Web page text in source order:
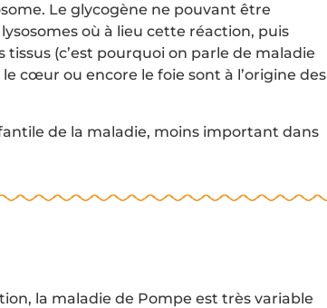
Le glycogène ne pouvant être
où à lieu cette réaction, puis
(c’est pourquoi on parle de maladie
cœur ou encore le foie sont à l’origine des
de la maladie, moins important dans
la maladie de Pompe est très variable